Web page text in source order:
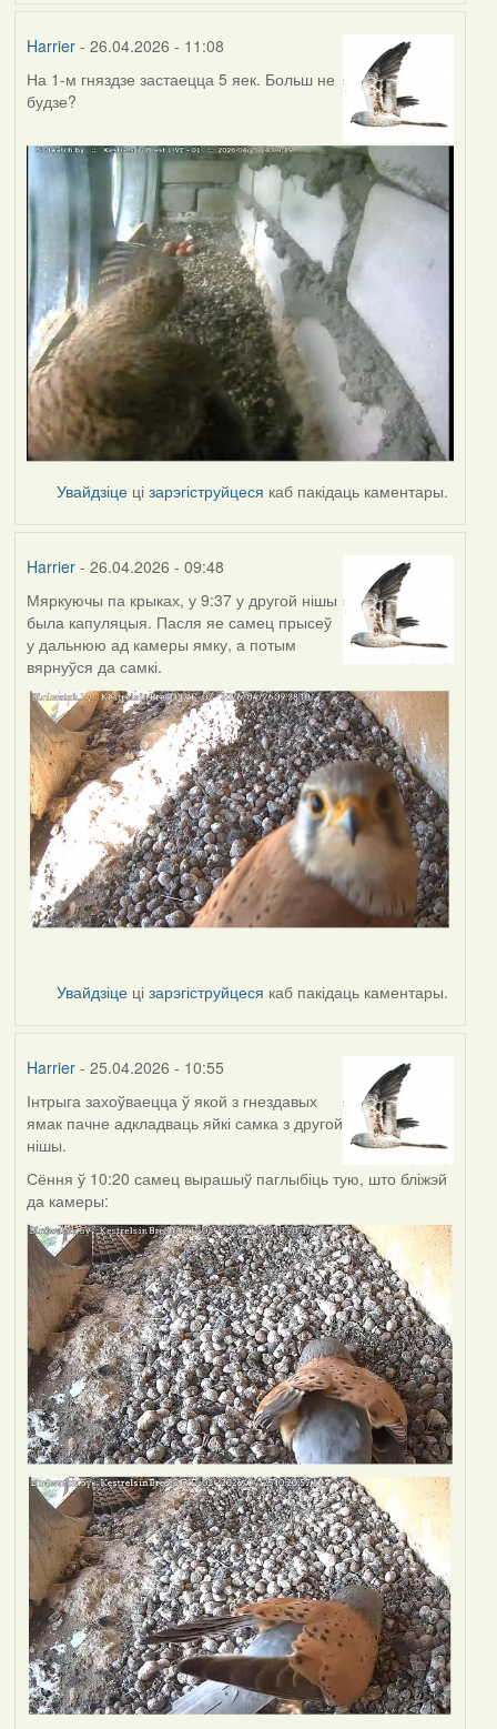
Harrier- 26.04.2026 - 11:08
На 1-м гняздзе застаецца 5 яек. Больш не
будзе?
Увайдзіце цізарэгіструйцеся каб пакідаць каментары.
Harrier- 26.04.2026 - 09:48
Мяркуючы па крыках, у 9:37 у другой нішы
была капуляцыя. Пасля яе самец прысеў
у дальнюю ад камеры ямку, а потым
вярнуўся да самкі.
Увайдзіце цізарэгіструйцеся каб пакідаць каментары.
Harrier- 25.04.2026 - 10:55
Інтрыга захоўваецца ў якой з гнездавых
ямак пачне адкладваць яйкі самка з другой
нішы.
Сёння ў 10:20 самец вырашыў паглыбіць тую, што бліжэй
да камеры: